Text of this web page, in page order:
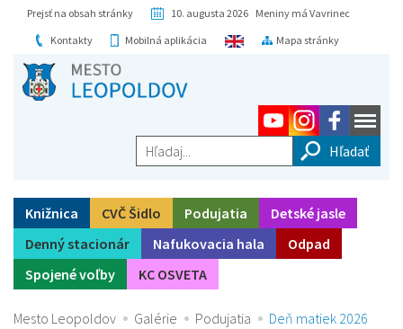
Prejsť na obsah stránky
10. augusta 2026 Meniny má Vavrinec
Kontakty
Mobilná aplikácia Mapa stránky
Hľadaj...
Knižnica CVČ Šidlo Podujatia
Detské jasle
Denný stacionár
Nafukovacia hala
Odpad
Spojené voľby
KC OSVETA
Mesto Leopoldov Galérie Podujatia Deň matiek 2026